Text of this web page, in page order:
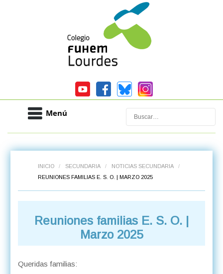
Menú Buscar
INICIO / SECUNDARIA / NOTICIAS SECUNDARIA
/
REUNIONES FAMILIAS E. S. O. | MARZO 2025
Reuniones familias E. S. O. |
Marzo 2025
Queridas familias: